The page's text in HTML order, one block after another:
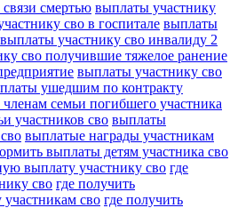
смертью выплаты участнику
сво в госпитале выплаты
выплаты участнику сво инвалиду 2
сво получившие тяжелое ранение
выплаты участнику сво
ушедшим по контракту
семьи погибшего участника
участников сво выплаты
выплатые награды участникам
выплаты детям участника сво
выплату участнику сво где
сво где получить
сво где получить